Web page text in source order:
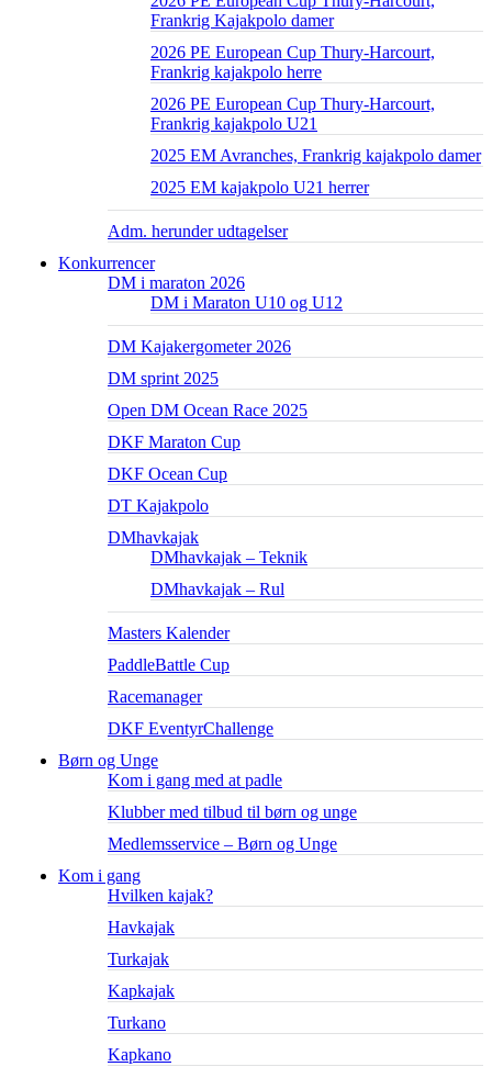
Frankrig Kajakpolo damer
2026 PE European Cup Thury-Harcourt,
Frankrig kajakpolo herre
2026 PE European Cup Thury-Harcourt,
Frankrig kajakpolo U21
2025 EM Avranches, Frankrig kajakpolo damer
2025 EM kajakpolo U21 herrer
Adm. herunder udtagelser
Konkurrencer
DM i maraton 2026
DM i Maraton U10 og U12
DM Kajakergometer 2026
DM sprint 2025
Open DM Ocean Race 2025
DKF Maraton Cup
DKF Ocean Cup
DT Kajakpolo
DMhavkajak
DMhavkajak – Teknik
DMhavkajak – Rul
Masters Kalender
PaddleBattle Cup
Racemanager
DKF EventyrChallenge
Børn og Unge
Kom i gang med at padle
Klubber med tilbud til børn og unge
Medlemsservice – Børn og Unge
Kom i gang
Hvilken kajak?
Havkajak
Turkajak
Kapkajak
Turkano
Kapkano